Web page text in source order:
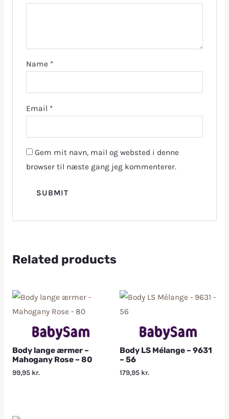
Name *
Email *
Gem mit navn, mail og websted i denne
browser til næste gang jeg kommenterer.
Related products
Body lange ærmer –
Mahogany Rose – 80
99,95 kr.
Body LS Mélange – 9631
– 56
179,95 kr.